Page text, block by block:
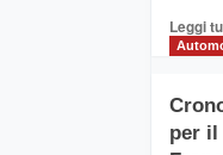
Leggi
per il